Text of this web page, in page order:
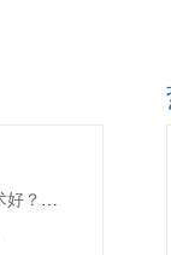
眼科医生不做近视手术？ICL比激光手术好？这些近视手术谣言，别再信了！